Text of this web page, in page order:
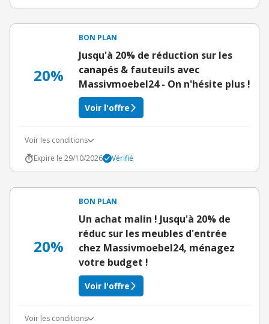
20%
BON PLAN
Jusqu'à 20% de réduction sur les
canapés & fauteuils avec
Massivmoebel24 - On n'hésite plus !
Voir l'offre
Voir les conditions
Expire le 29/10/2026
Vérifié
20%
BON PLAN
Un achat malin ! Jusqu'à 20% de
réduc sur les meubles d'entrée
chez Massivmoebel24, ménagez
votre budget !
Voir l'offre
Voir les conditions